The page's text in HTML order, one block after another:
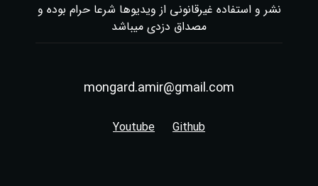
نشر و استفاده غیرقانونی از ویدیوها شرعا حرام بوده و
مصداق دزدی میباشد
mongard.amir@gmail.com
Github
Youtube